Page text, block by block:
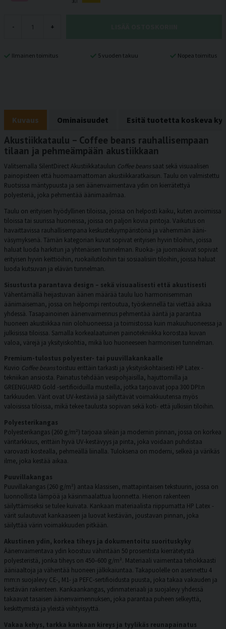
- +
Ilmainen toimitus 5 vuoden takuu Nopea toimitus
Kuvaus Ominaisuudet Esitä tuotetta koskeva
Akustiikkataulu – Coffee beans rauhallisempaan
tilaan ja pehmeämpään akustiikkaan
Valitsemalla SilentDirect Akustiikkataulun Coffee beanssaat sekä visuaalisen
painopisteen että huomaamattoman akustiikkaratkaisun. Taulu on valmistettu
Ruotsissa mäntypuusta ja sen äänenvaimentava ydin on kierrätettyä
polyesteriä, joka pehmentää äänimaailmaa.
Taulu on erityisen hyödyllinen tiloissa, joissa on helposti kaiku, kuten avoimissa
tiloissa tai suurissa huoneissa, joissa on paljon kovia pintoja. Vaikutus on
havaittavissa rauhallisempana keskusteluympäristönä ja vähemmän ääni-
väsymyksenä. Tämän kategorian kuvat sopivat erityisen hyvin tiloihin, joissa
haluat luoda harkitun ja yhtenäisen tunnelman. Ruoka- ja juomakuvat sopivat
erityisen hyvin keittiöihin, ruokailutiloihin tai sosiaalisiin tiloihin, joissa haluat
luoda kutsuvan ja elävän tunnelman.
Sisustusta parantava design – sekä visuaalisesti että akustisesti
Vähentämällä heijastuvan äänen määrää taulu luo harmonisemman
äänimaiseman, jossa on helpompi rentoutua, työskennellä tai viettää aikaa
yhdessä. Tasapainoinen äänenvaimennus pehmentää ääntä ja parantaa
huoneen akustiikkaa niin olohuoneessa ja toimistossa kuin makuuhuoneessa ja
julkisissa tiloissa. Samalla korkealaatuinen painotekniikka korostaa kuvan
valoa, värejä ja yksityiskohtia, mikä luo huoneeseen harmonisen tunnelman.
Premium-tulostus polyester- tai puuvillakankaalle
Kuvio Coffee beanstoistuu erittäin tarkasti ja yksityiskohtaisesti HP Latex -
tekniikan ansiosta. Painatus tehdään vesipohjaisilla, hajuttomilla ja
GREENGUARD Gold -sertifioiduilla musteilla, jotka tarjoavat jopa 300 DPI:n
tarkkuuden. Värit ovat UV-kestäviä ja säilyttävät voimakkuutensa myös
valoisissa tiloissa, mikä tekee taulusta sopivan sekä koti- että julkisiin tiloihin.
Polyesterikangas
Polyesterikangas (260 g/m²) tarjoaa sileän ja modernin pinnan, jossa on korkea
väritarkkuus, erittäin hyvä UV-kestävyys ja pinta, joka voidaan puhdistaa
varovasti kostealla, pehmeällä liinalla. Tuloksena on moderni, selkeä ja värikäs
ilme, joka kestää aikaa.
Puuvillakangas
Puuvillakangas (260 g/m²) antaa klassisen, mattapintaisen tekstuurin, jossa on
luonnollista lämpöä ja käsinmaalattua luonnetta. Hienon rakenteen
säilyttämiseksi se tulee kuivata. Kankaan materiaalista riippumatta HP Latex -
värit sulautuvat kankaaseen ja luovat kestävän, joustavan pinnan, joka
säilyttää värin voimakkuuden pitkään.
Akustinen ydin, korkea tiheys ja dokumentoitu suorituskyky
Äänenvaimentava ydin koostuu vähintään 50 prosentista kierrätetystä
polyesteristä, jonka tiheys on 450–600 g/m². Materiaali vaimentaa tehokkaasti
ääniaaltoja ja vähentää huoneen jälkikaiuntaa. Takapuolelle on asennettu 4
mm:n suojalevy CE-, M1- ja PEFC-sertifioidusta puusta, joka takaa vakauden ja
kestävän rakenteen. Kankaankangas, ydinmateriaali ja suojalevy yhdessä
takaavat tasaisen äänenvaimennuksen, joka parantaa puheen selkeyttä,
keskittymistä ja yleistä viihtyisyyttä.
Vakaa kehys, tarkka kankaan kireys ja tyylikäs reunapainatus